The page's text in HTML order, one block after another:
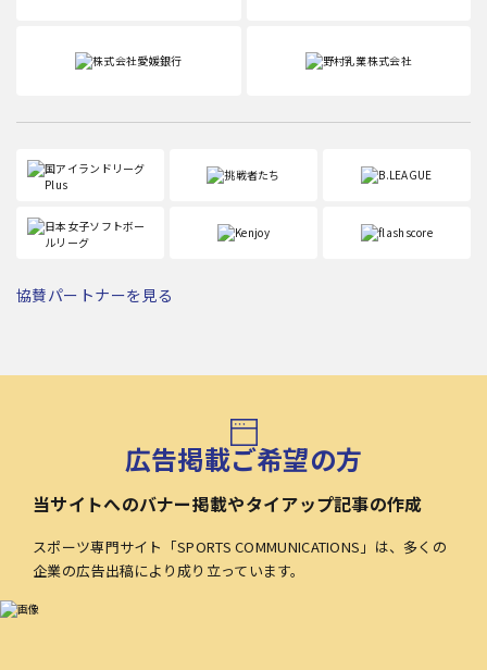
協賛パートナーを見る
広告掲載ご希望の方
当サイトへのバナー掲載やタイアップ記事の作成
スポーツ専門サイト「SPORTS COMMUNICATIONS」は、多くの
企業の広告出稿により成り立っています。